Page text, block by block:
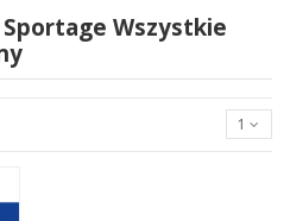
Wszystkie
1